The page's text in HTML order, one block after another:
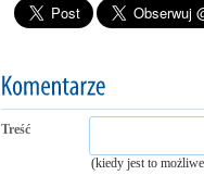
Treść
(kiedy jest to